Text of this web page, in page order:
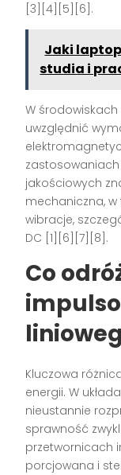
[3][4][5][6].
Jaki laptop
studia i
W środowiskach
uwzględnić
jakościowych
mechaniczna,
wibracje,
DC [1][6][7][8].
Co
Kluczowa
energii. W
nieustannie
sprawność
przetwornicach
porcjowana i